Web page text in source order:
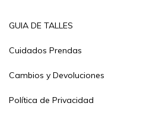
GUIA DE TALLES
Cuidados Prendas
Cambios y Devoluciones
Política de Privacidad